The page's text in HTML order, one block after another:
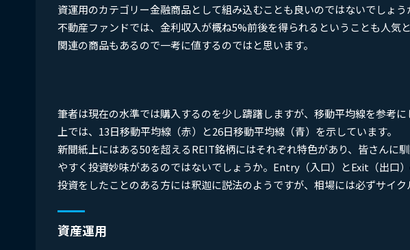
資運用のカテゴリー金融商品として組み込むことも良いのではないでしょう
不動産ファンドでは、金利収入が概ね5%前後を得られるということも人気
関連の商品もあるので一考に値するのではと思います。
筆者は現在の水準では購入するのを少し躊躇しますが、移動平均線を参考
上では、13日移動平均線（赤）と26日移動平均線（青）を示しています。
新聞紙上にはある50を超えるREIT銘柄にはそれぞれ特色があり、皆さんに
やすく投資妙味があるのではないでしょうか。Entry（入口）とExit（出口
投資をしたことのある方には釈迦に説法のようですが、相場には必ずサイク
資産運用